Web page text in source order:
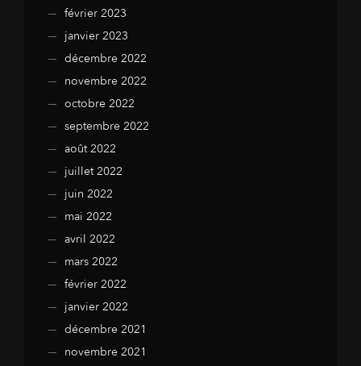
février 2023
janvier 2023
décembre 2022
novembre 2022
octobre 2022
septembre 2022
août 2022
juillet 2022
juin 2022
mai 2022
avril 2022
mars 2022
février 2022
janvier 2022
décembre 2021
novembre 2021